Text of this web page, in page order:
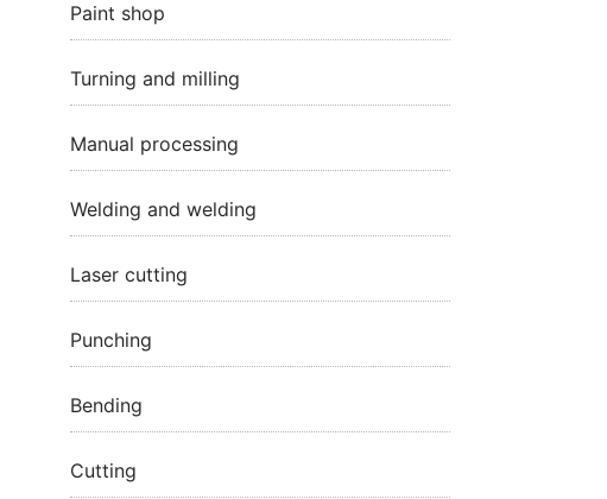
Paint shop
Turning and milling
Manual processing
Welding and welding
Laser cutting
Punching
Bending
Cutting